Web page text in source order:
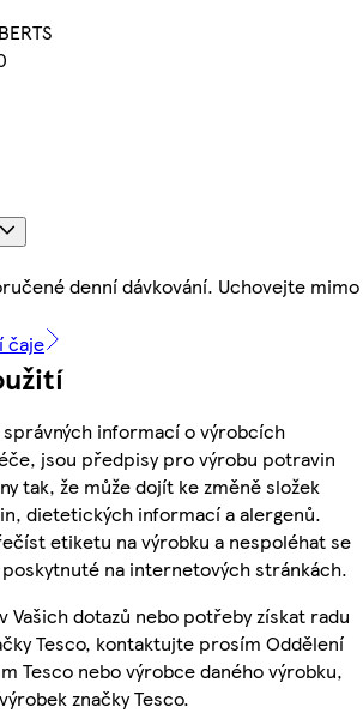
denní dávkování. Uchovejte mimo
čaje
informací o výrobcích
jsou předpisy pro výrobu potravin
tak, že může dojít ke změně složek
dietetických informací a alergenů.
etiketu na výrobku a nespoléhat se
na internetových stránkách.
Vašich dotazů nebo potřeby získat radu
Tesco, kontaktujte prosím Oddělení
Tesco nebo výrobce daného výrobku,
značky Tesco.